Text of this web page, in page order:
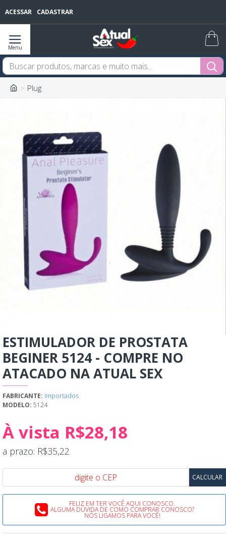
ACESSAR CADASTRAR
Plug
ESTIMULADOR DE PROSTATA
BEGINER 5124 - COMPRE NO
ATACADO NA ATUAL SEX
À vista R$28,18
a prazo: R$35,22
FABRICANTE: Importados
MODELO: 5124
FELIZ EM TER VOCÊ AQUI CONOSCO.
ALGUMA DÚVIDA DE COMO COMPRAR CONOSCO?
NÓS LIGAMOS PARA VOCÊ!